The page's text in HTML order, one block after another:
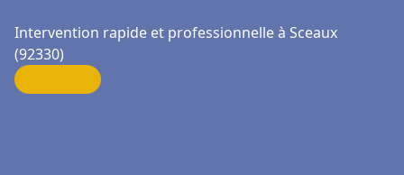
Intervention rapide et professionnelle à Sceaux
(92330)